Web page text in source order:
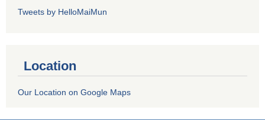
Tweets by HelloMaiMun
Location
Our Location on Google Maps